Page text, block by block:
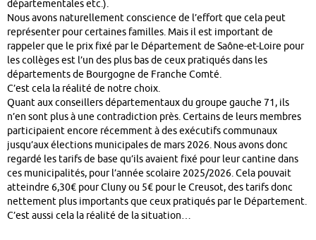
départementales etc.).
Nous avons naturellement conscience de l’effort que cela peut
représenter pour certaines familles. Mais il est important de
rappeler que le prix fixé par le Département de Saône-et-Loire pour
les collèges est l’un des plus bas de ceux pratiqués dans les
départements de Bourgogne de Franche Comté.
C’est cela la réalité de notre choix.
Quant aux conseillers départementaux du groupe gauche 71, ils
n’en sont plus à une contradiction près. Certains de leurs membres
participaient encore récemment à des exécutifs communaux
jusqu’aux élections municipales de mars 2026. Nous avons donc
regardé les tarifs de base qu’ils avaient fixé pour leur cantine dans
ces municipalités, pour l’année scolaire 2025/2026. Cela pouvait
atteindre 6,30€ pour Cluny ou 5€ pour le Creusot, des tarifs donc
nettement plus importants que ceux pratiqués par le Département.
C’est aussi cela la réalité de la situation…